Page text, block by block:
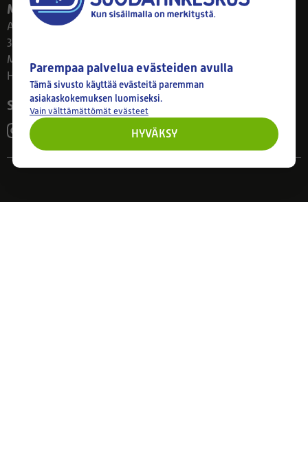
Myymälä
Ahlmanintie 61
33800 Tampere
Ma–Pe 8–17
Huom! Myymälän poikkeusaukiolot: 27.7.-21.8. klo 8-16
Seuraa meitä
Parempaa palvelua evästeiden avulla
Tämä sivusto käyttää evästeitä paremman
asiakaskokemuksen luomiseksi.
Vain välttämättömät evästeet
HYVÄKSY